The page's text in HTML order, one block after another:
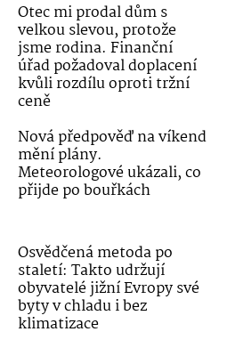
Otec mi prodal dům s
velkou slevou, protože
jsme rodina. Finanční
úřad požadoval doplacení
kvůli rozdílu oproti tržní
ceně
Nová předpověď na víkend
mění plány.
Meteorologové ukázali, co
přijde po bouřkách
Osvědčená metoda po
staletí: Takto udržují
obyvatelé jižní Evropy své
byty v chladu i bez
klimatizace